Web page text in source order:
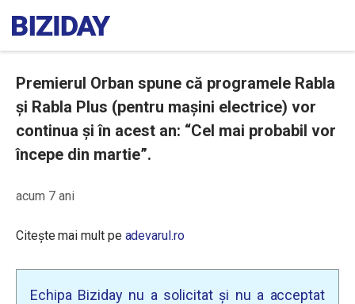
Premierul Orban spune că programele Rabla
și Rabla Plus (pentru mașini electrice) vor
continua și în acest an: “Cel mai probabil vor
începe din martie”.
acum 7 ani
Citește mai mult pe adevarul.ro
Echipa Biziday nu a solicitat și nu a acceptat